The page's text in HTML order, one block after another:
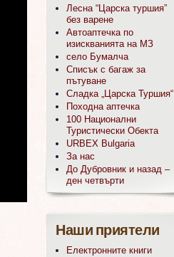
Лесна “Царска туршия”
без варене
Автоаптечка по
изискванията на МЗ
село Бумалча
Списък с багаж за
пътуване
Сладка „Царска Туршия“
Походна аптечка
100 Национални
Туристически Обекта
URBEX Bulgaria
За нас
До Дубровник и назад –
ден четвърти
Наши приятели
Електронните книги